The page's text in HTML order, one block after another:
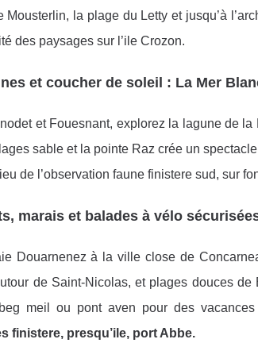
Mousterlin, la plage du Letty et jusqu’à
des paysages sur l’ile Crozon.
et coucher de soleil : La Mer
et Fouesnant, explorez la lagune de
sable et la pointe Raz crée un
de l’observation faune finistere sud, sur
marais et balades à vélo
Douarnenez à la ville close de
de Saint-Nicolas, et plages douces
meil ou pont aven pour des
finistere, presqu’ile, port Abbe.